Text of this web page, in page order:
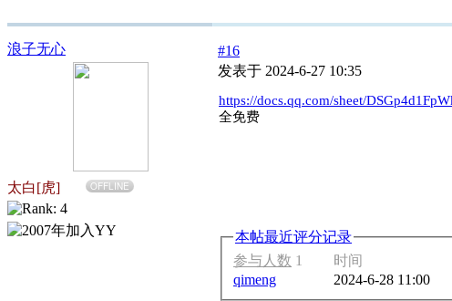
浪子无心
太白[虎] OFFLINE
#16
发表于 2024-6-27 10:35
https://docs.qq.com/sheet/
全免费
本帖最近评分记录
参与人数 1 时间
qimeng
2024-6-28 11:00